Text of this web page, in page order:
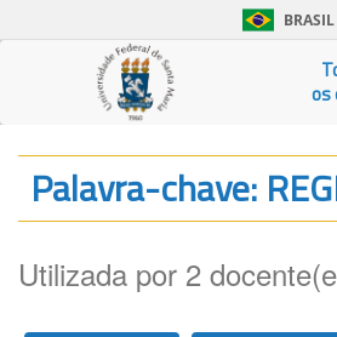
BRASIL
os
Palavra-chave:
Utilizada por 2